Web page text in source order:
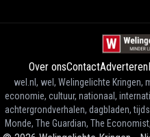
Over onsContactAdverteren
wel.nl, wel, Welingelichte Kringen,
economie, cultuur, nationaal,
achtergrondverhalen, dagbladen,
Monde, The Guardian, The